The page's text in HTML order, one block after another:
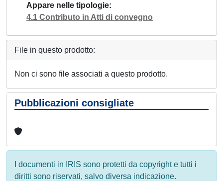
Appare nelle tipologie
4.1 Contributo in Atti di convegno
File in questo prodotto:
Non ci sono file associati a questo prodotto.
Pubblicazioni consigliate
I documenti in IRIS sono protetti da copyright e tutti i
diritti sono riservati, salvo diversa indicazione.